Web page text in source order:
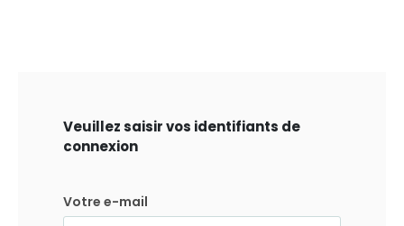
Veuillez saisir vos identifiants de
connexion
Votre e-mail